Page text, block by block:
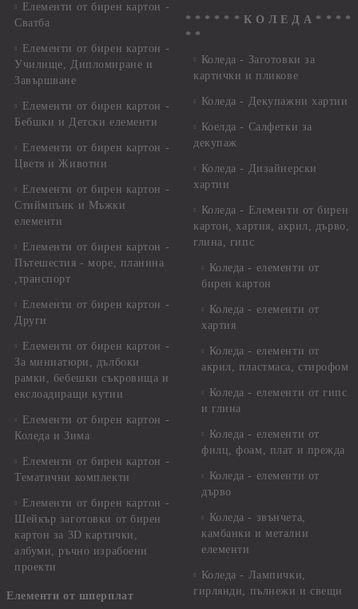
Елементи от бирен картон -
Сватба
Елементи от бирен картон -
Училище, Дипломиране и
Завършване
Елементи от бирен картон -
Бебшки и Детски елементи
Елементи от бирен картон -
Цветя и Животни
Елементи от бирен картон -
Стиймпънк и Мъжки
елементи
Елементи от бирен картон -
Пътешестия - море, планина
,транспорт
Елементи от бирен картон -
Други
Елементи от бирен картон -
За миниатюри, дълбоки
рамки, бебешки съкровища и
екслоадиращи кутии
Елементи от бирен картон -
Коледа и Зима
Елементи от бирен картон -
Тематични комплекти
Елементи от бирен картон -
Шейкър заготовки от бирен
картон за 3D картички,
албуми, ръчно израбоени
проекти
Елементи от шперплат
* * * * * * К О Л Е Д А * * * *
* *
Коледа - Заготовки за
картички и пликове
Коледа - Декупажни хартии
Коелда - Салфетки за
декупаж
Коледа - Дизайнерски
хартии
Коледа - Eлементи от бирен
картон, хартия, акрил, дърво,
глина, гипс
Коледа - елементи от
бирен картон
Коледа - елементи от
хартия
Коледа - елементи от
акрил, пластмаса, стирофом
Коледа - елементи от гипс
и глина
Коледа - елементи от
филц, фоам, плат и прежда
Коледа - елементи от
дърво
Коледа - звънчета,
камбанки и метални
елементи
Коледа - Лампички,
гирлянди, пълнежи и свещи